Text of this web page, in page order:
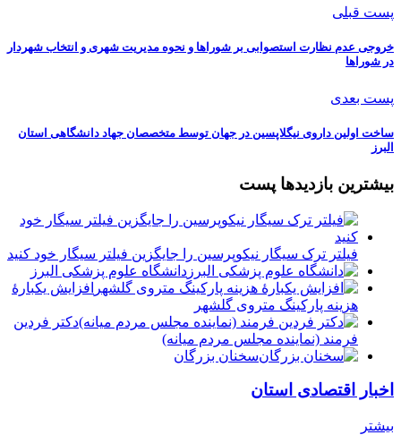
پست قبلی
خروجی عدم نظارت استصوابی بر شوراها و نحوه مدیریت شهری و انتخاب شهردار
در شوراها
پست بعدی
ساخت اولین داروی نیگلاپسین در جهان توسط متخصصان جهاد دانشگاهی استان
البرز
بیشترین بازدیدها پست
فیلتر ترک سیگار نیکوپرسین را جایگزین فیلتر سیگار خود کنید
دانشگاه علوم پزشکی البرز
افزایش یکبارۀ
هزینه پارکینگ متروی گلشهر
دكتر فردين
فرمند (نماينده مجلس مردم میانه)
سخنان بزرگان
اخبار اقتصادی استان
بیشتر